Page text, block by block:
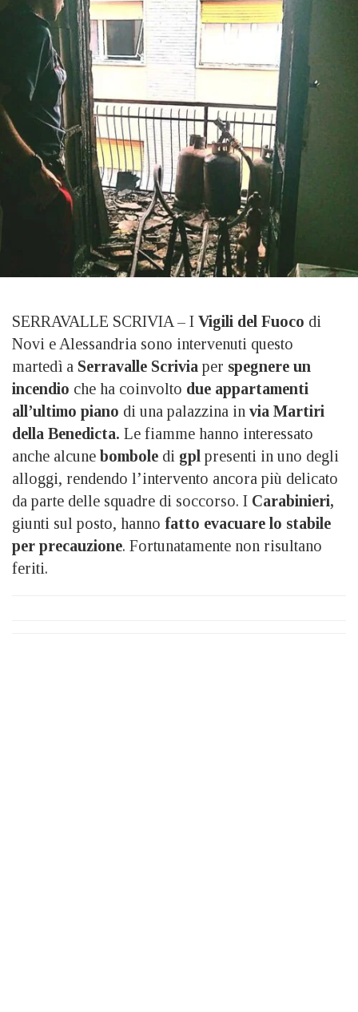
SERRAVALLE SCRIVIA – I Vigili del Fuoco di
Novi e Alessandria sono intervenuti questo
martedì a Serravalle Scrivia per spegnere un
incendio che ha coinvolto due appartamenti
all’ultimo piano di una palazzina in via Martiri
della Benedicta. Le fiamme hanno interessato
anche alcune bombole di gpl presenti in uno degli
alloggi, rendendo l’intervento ancora più delicato
da parte delle squadre di soccorso. I Carabinieri,
giunti sul posto, hanno fatto evacuare lo stabile
per precauzione. Fortunatamente non risultano
feriti.